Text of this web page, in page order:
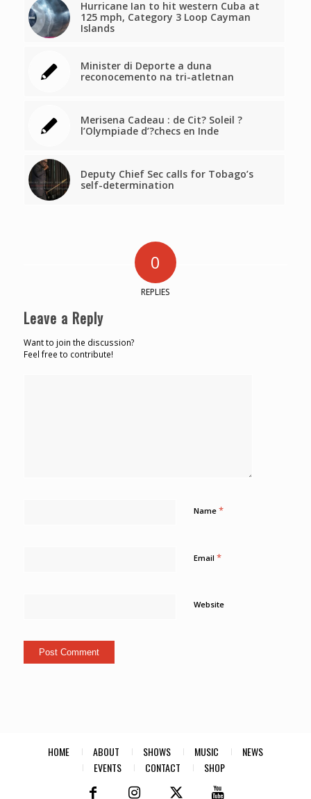
Hurricane Ian to hit western Cuba at
125 mph, Category 3 Loop Cayman
Islands
Minister di Deporte a duna
reconocemento na tri-atletnan
Merisena Cadeau : de Cit? Soleil ?
l’Olympiade d’?checs en Inde
Deputy Chief Sec calls for Tobago’s
self-determination
0
REPLIES
Leave a Reply
Want to join the discussion?
Feel free to contribute!
Name *
Email *
Website
HOME ABOUT SHOWS MUSIC
NEWS
EVENTS
CONTACT SHOP